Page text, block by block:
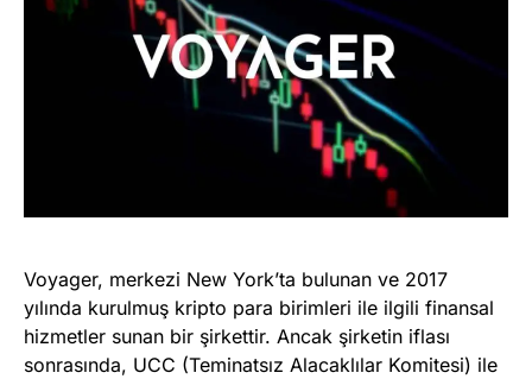
Voyager, merkezi New York’ta bulunan ve 2017
yılında kurulmuş kripto para birimleri ile ilgili finansal
hizmetler sunan bir şirkettir. Ancak şirketin iflası
sonrasında, UCC (Teminatsız Alacaklılar Komitesi) ile